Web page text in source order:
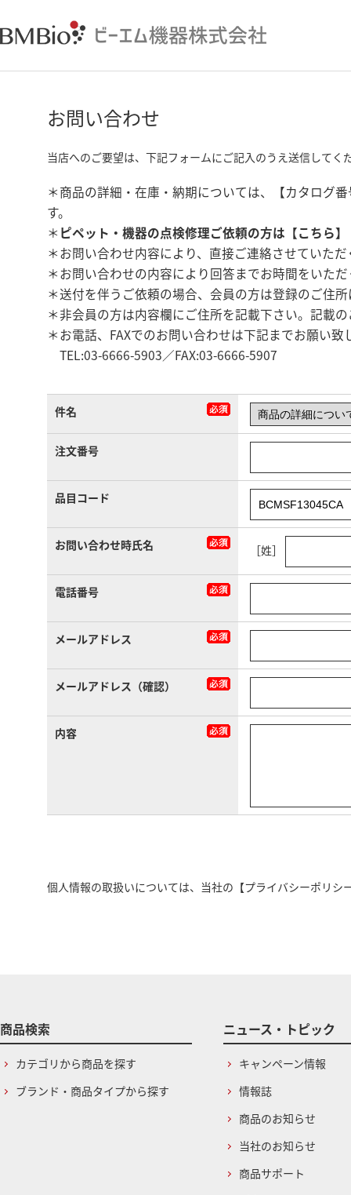
お問い合わせ
当店へのご要望は、下記フォームにご記入のうえ送信してく
＊商品の詳細・在庫・納期については、【カタログ
す。
＊ ピペット・機器の点検修理ご依頼の方は【こちら】
＊お問い合わせ内容により、直接ご連絡させていた
＊お問い合わせの内容により回答までお時間をいた
＊送付を伴うご依頼の場合、会員の方は登録のご住
＊非会員の方は内容欄にご住所を記載下さい。記載
＊お電話、FAXでのお問い合わせは下記までお願い致
TEL:03-6666-5903／FAX:03-6666-5907
件名
注文番号
品目コード
お問い合わせ時氏名 ［姓］
電話番号
メールアドレス
メールアドレス（確認）
内容
個人情報の取扱いについては、当社の 【プライバシーポリシ
商品検索
カテゴリから商品を探す
ブランド・商品タイプから探す
ニュース・トピック
キャンペーン情報
情報誌
商品のお知らせ
当社のお知らせ
商品サポート